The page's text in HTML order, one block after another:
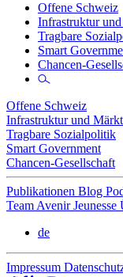
Offene Schweiz
Infrastruktur
Tragbare
Smart
Chancen-
Offene Schweiz
Infrastruktur und
Tragbare Sozialpolitik
Smart Government
Chancen-Gesellschaft
Publikationen Blog
Team Avenir Jeunesse
de
Impressum